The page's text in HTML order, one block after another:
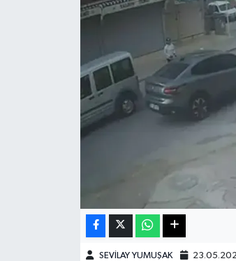
SEVİLAY YUMUŞAK
Kültür Sanat
Magazin
Manşet Altı